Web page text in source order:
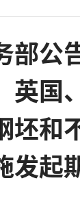
部公
英国
坯和
发起